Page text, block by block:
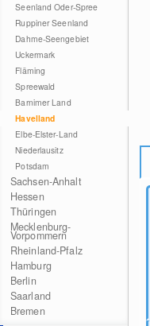
Seenland Oder-Spree
Ruppiner Seenland
Dahme-Seengebiet
Uckermark
Fläming
Spreewald
Barnimer Land
Havelland
Elbe-Elster-Land
Niederlausitz
Potsdam
Sachsen-Anhalt
Hessen
Thüringen
Mecklenburg-
Vorpommern
Rheinland-Pfalz
Hamburg
Berlin
Saarland
Bremen